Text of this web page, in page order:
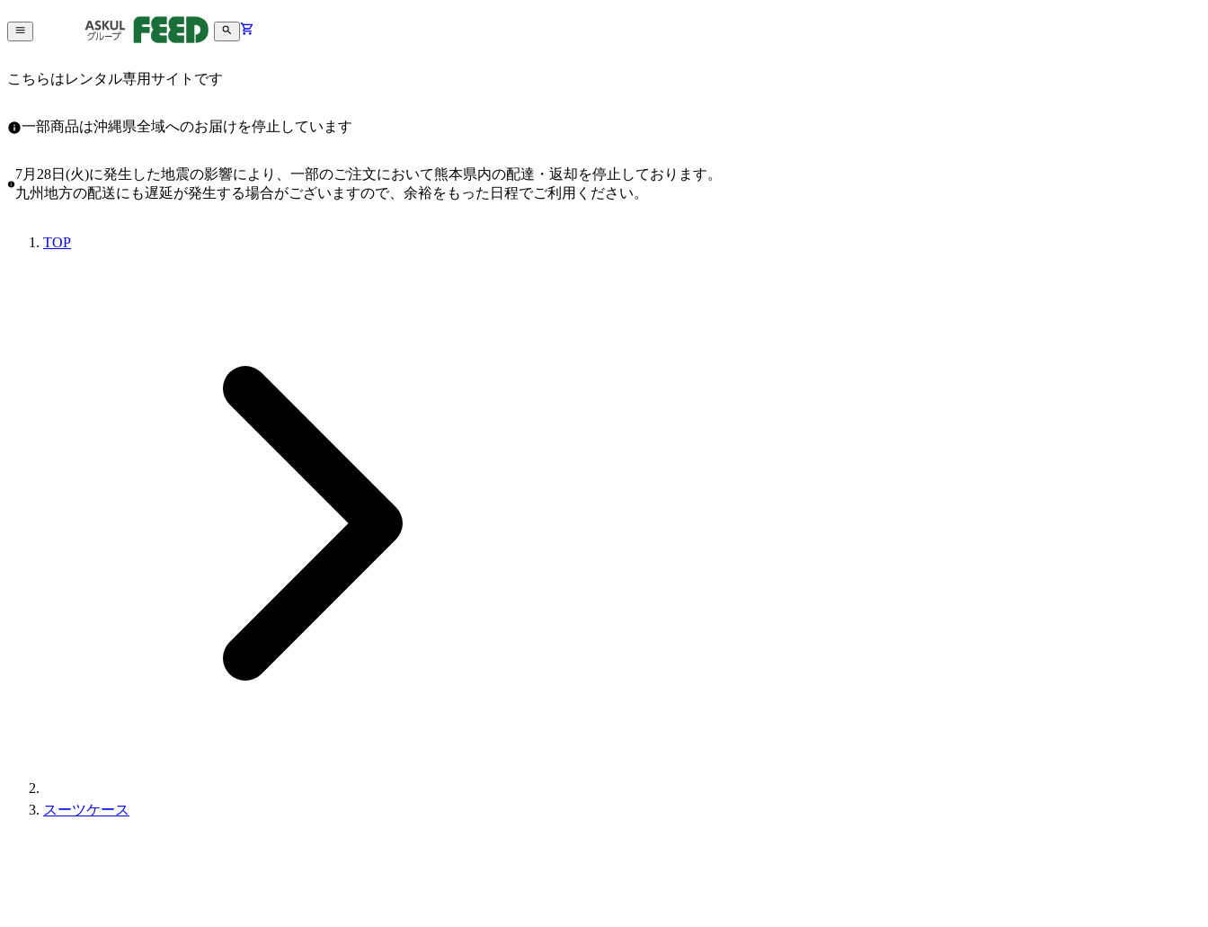
こちらはレンタル専用サイトです
一部商品は沖縄県全域へのお届けを停止しています
7月28日(火)に発生した地震の影響により、一部のご注文において熊本県内の配達・返却を停止しております。
九州地方の配送にも遅延が発生する場合がございますので、余裕をもった日程でご利用ください。
TOP
スーツケース